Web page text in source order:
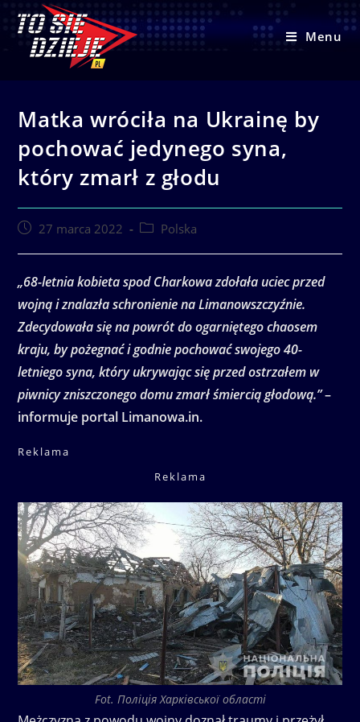
content
Menu
Matka wróciła na Ukrainę by
pochować jedynego syna,
który zmarł z głodu
Post27 marca 2022
PostPolska
„68-letnia kobieta spod Charkowa zdołała uciec przed
wojną i znalazła schronienie na Limanowszczyźnie.
Zdecydowała się na powrót do ogarniętego chaosem
kraju, by pożegnać i godnie pochować swojego 40-
letniego syna, który ukrywając się przed ostrzałem w
piwnicy zniszczonego domu zmarł śmiercią głodową.”–
informuje portal Limanowa.in.
Reklama
Reklama
Fot. Поліція Харківської області